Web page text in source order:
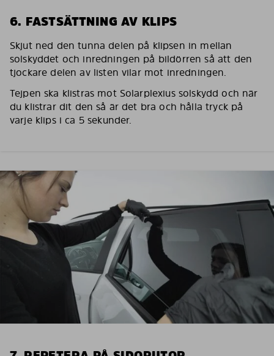
6. FASTSÄTTNING AV KLIPS
Skjut ned den tunna delen på klipsen in mellan
solskyddet och inredningen på bildörren så att den
tjockare delen av listen vilar mot inredningen.
Tejpen ska klistras mot Solarplexius solskydd och när
du klistrar dit den så är det bra och hålla tryck på
varje klips i ca 5 sekunder.